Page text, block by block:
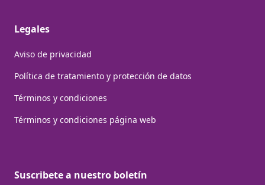
Legales
Aviso de privacidad
Política de tratamiento y protección de datos
Términos y condiciones
Términos y condiciones página web
Suscribete a nuestro boletín